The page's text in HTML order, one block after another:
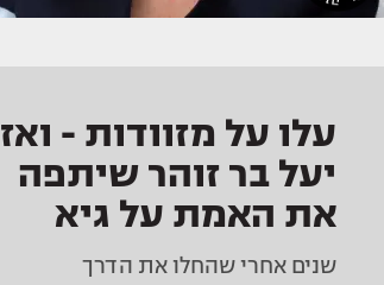
עלו על מזוודות - ואז
יעל בר זוהר שיתפה
את האמת על גיא
זוארץ
שנים אחרי שהחלו את הדרך